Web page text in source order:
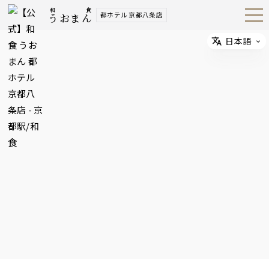
和食
うおまん 都ホテル 京都八条店 Open
Navig
Select
日本語